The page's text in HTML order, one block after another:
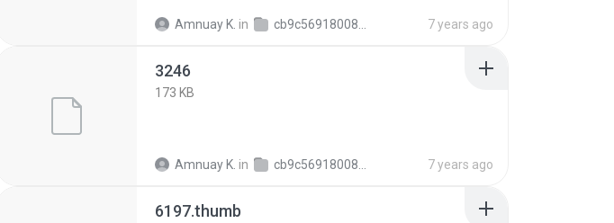
Amnuay K. in cb9c56918008c154c6e6c45f2b23b86b5 7 years ago
3246
173 KB
Amnuay K. in cb9c56918008c154c6e6c45f2b23b86b5 7 years ago
6197.thumb